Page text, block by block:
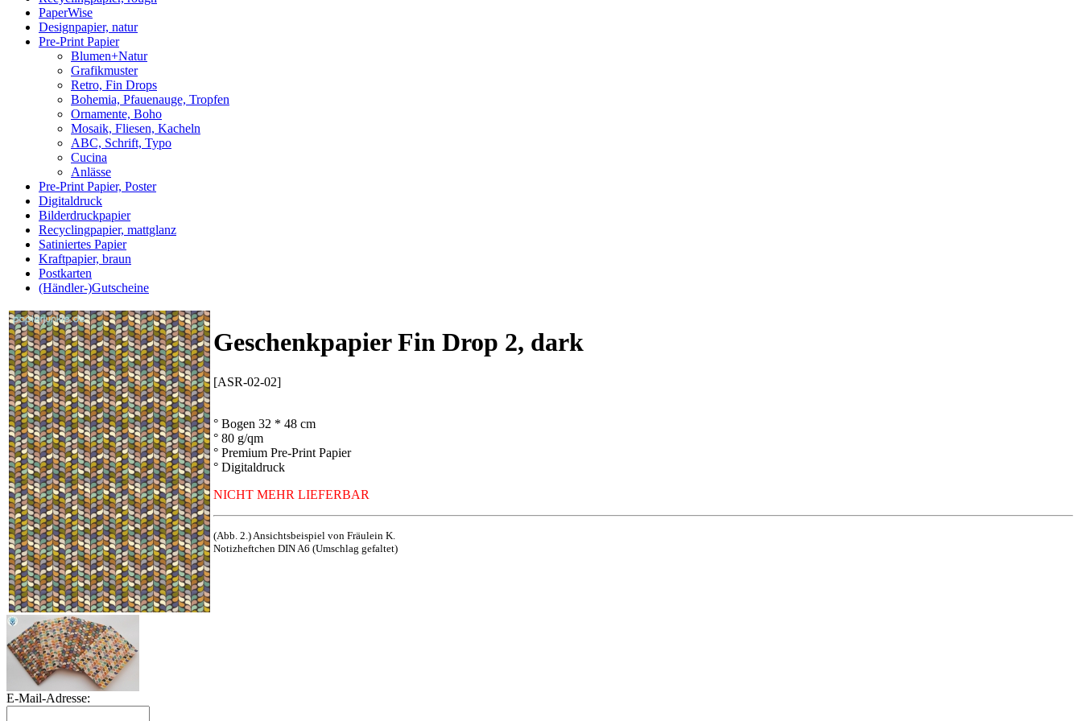
PaperWise
Designpapier, natur
Pre-Print Papier
Blumen+Natur
Grafikmuster
Retro, Fin Drops
Bohemia, Pfauenauge, Tropfen
Ornamente, Boho
Mosaik, Fliesen, Kacheln
ABC, Schrift, Typo
Cucina
Anlässe
Pre-Print Papier, Poster
Digitaldruck
Bilderdruckpapier
Recyclingpapier, mattglanz
Satiniertes Papier
Kraftpapier, braun
Postkarten
(Händler-)Gutscheine
Geschenkpapier Fin Drop 2, dark
[ASR-02-02]
° Bogen 32 * 48 cm
° 80 g/qm
° Premium Pre-Print Papier
° Digitaldruck
NICHT MEHR LIEFERBAR
(Abb. 2.) Ansichtsbeispiel von Fräulein K.
Notizheftchen DIN A6 (Umschlag gefaltet)
E-Mail-Adresse: